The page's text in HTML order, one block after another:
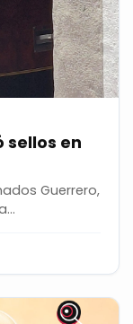
sellos en
Guerrero,